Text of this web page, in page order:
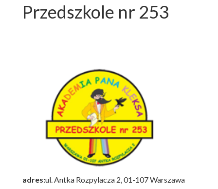
Przedszkole nr 253
adres:ul. Antka Rozpylacza 2, 01-107 Warszawa